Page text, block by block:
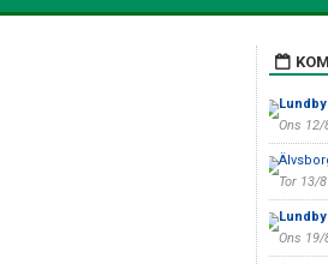
Lundby
Ons 12/
Tor 13/
Lundby
Ons 19/